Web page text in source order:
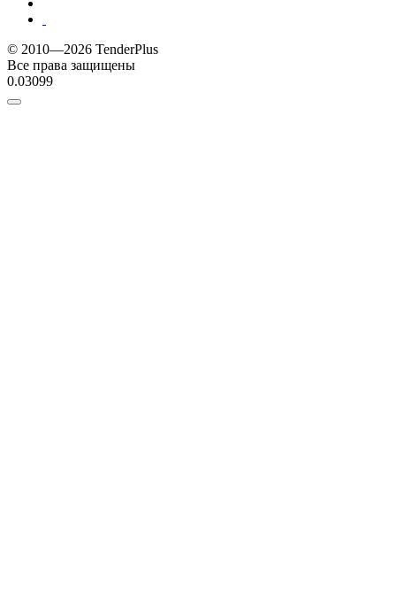
© 2010—2026 TenderPlus
Все права защищены
0.03099